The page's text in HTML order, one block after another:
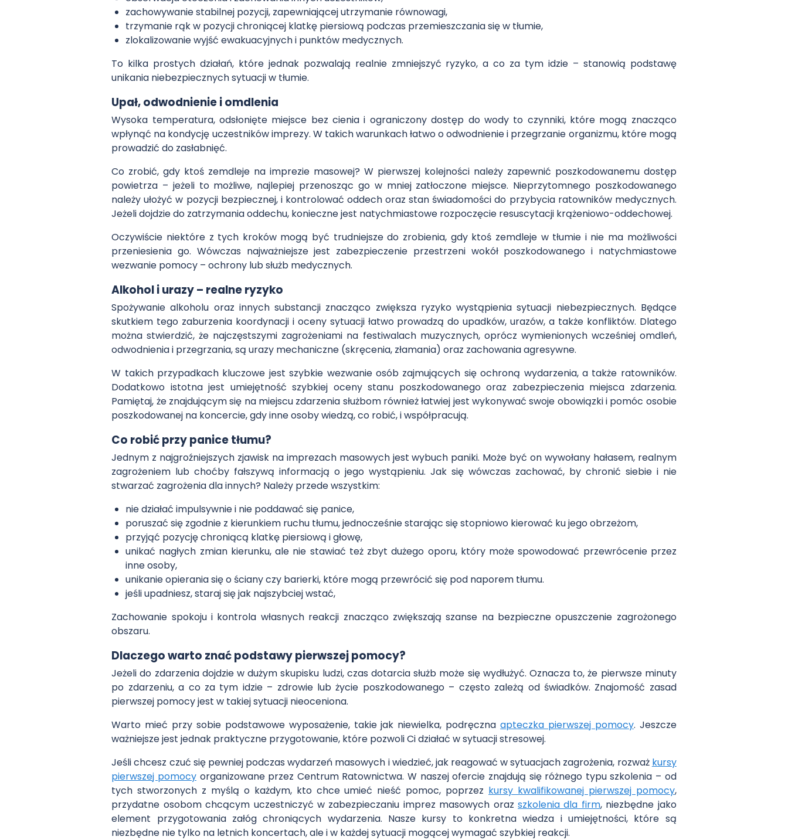
zachowywanie stabilnej pozycji, zapewniającej utrzymanie równowagi,
trzymanie rąk w pozycji chroniącej klatkę piersiową podczas przemieszczania się w tłumie,
zlokalizowanie wyjść ewakuacyjnych i punktów medycznych.
To kilka prostych działań, które jednak pozwalają realnie zmniejszyć ryzyko, a co za tym idzie – stanowią podstawę
unikania niebezpiecznych sytuacji w tłumie.
Upał, odwodnienie i omdlenia
Wysoka temperatura, odsłonięte miejsce bez cienia i ograniczony dostęp do wody to czynniki, które mogą znacząco
wpłynąć na kondycję uczestników imprezy. W takich warunkach łatwo o odwodnienie i przegrzanie organizmu, które mogą
prowadzić do zasłabnięć.
Co zrobić, gdy ktoś zemdleje na imprezie masowej? W pierwszej kolejności należy zapewnić poszkodowanemu dostęp
powietrza – jeżeli to możliwe, najlepiej przenosząc go w mniej zatłoczone miejsce. Nieprzytomnego poszkodowanego
należy ułożyć w pozycji bezpiecznej, i kontrolować oddech oraz stan świadomości do przybycia ratowników medycznych.
Jeżeli dojdzie do zatrzymania oddechu, konieczne jest natychmiastowe rozpoczęcie resuscytacji krążeniowo-oddechowej.
Oczywiście niektóre z tych kroków mogą być trudniejsze do zrobienia, gdy ktoś zemdleje w tłumie i nie ma możliwości
przeniesienia go. Wówczas najważniejsze jest zabezpieczenie przestrzeni wokół poszkodowanego i natychmiastowe
wezwanie pomocy – ochrony lub służb medycznych.
Alkohol i urazy – realne ryzyko
Spożywanie alkoholu oraz innych substancji znacząco zwiększa ryzyko wystąpienia sytuacji niebezpiecznych. Będące
skutkiem tego zaburzenia koordynacji i oceny sytuacji łatwo prowadzą do upadków, urazów, a także konfliktów. Dlatego
można stwierdzić, że najczęstszymi zagrożeniami na festiwalach muzycznych, oprócz wymienionych wcześniej omdleń,
odwodnienia i przegrzania, są urazy mechaniczne (skręcenia, złamania) oraz zachowania agresywne.
W takich przypadkach kluczowe jest szybkie wezwanie osób zajmujących się ochroną wydarzenia, a także ratowników.
Dodatkowo istotna jest umiejętność szybkiej oceny stanu poszkodowanego oraz zabezpieczenia miejsca zdarzenia.
Pamiętaj, że znajdującym się na miejscu zdarzenia służbom również łatwiej jest wykonywać swoje obowiązki i pomóc osobie
poszkodowanej na koncercie, gdy inne osoby wiedzą, co robić, i współpracują.
Co robić przy panice tłumu?
Jednym z najgroźniejszych zjawisk na imprezach masowych jest wybuch paniki. Może być on wywołany hałasem, realnym
zagrożeniem lub choćby fałszywą informacją o jego wystąpieniu. Jak się wówczas zachować, by chronić siebie i nie
stwarzać zagrożenia dla innych? Należy przede wszystkim:
nie działać impulsywnie i nie poddawać się panice,
poruszać się zgodnie z kierunkiem ruchu tłumu, jednocześnie starając się stopniowo kierować ku jego obrzeżom,
przyjąć pozycję chroniącą klatkę piersiową i głowę,
unikać nagłych zmian kierunku, ale nie stawiać też zbyt dużego oporu, który może spowodować przewrócenie przez
inne osoby,
unikanie opierania się o ściany czy barierki, które mogą przewrócić się pod naporem tłumu.
jeśli upadniesz, staraj się jak najszybciej wstać,
Zachowanie spokoju i kontrola własnych reakcji znacząco zwiększają szanse na bezpieczne opuszczenie zagrożonego
obszaru.
Dlaczego warto znać podstawy pierwszej pomocy?
Jeżeli do zdarzenia dojdzie w dużym skupisku ludzi, czas dotarcia służb może się wydłużyć. Oznacza to, że pierwsze minuty
po zdarzeniu, a co za tym idzie – zdrowie lub życie poszkodowanego – często zależą od świadków. Znajomość zasad
pierwszej pomocy jest w takiej sytuacji nieoceniona.
Warto mieć przy sobie podstawowe wyposażenie, takie jak niewielka, podręcznaapteczka pierwszej pomocy. Jeszcze
ważniejsze jest jednak praktyczne przygotowanie, które pozwoli Ci działać w sytuacji stresowej.
Jeśli chcesz czuć się pewniej podczas wydarzeń masowych i wiedzieć, jak reagować w sytuacjach zagrożenia, rozważ kursy
pierwszej pomocyorganizowane przez Centrum Ratownictwa. W naszej ofercie znajdują się różnego typu szkolenia – od
tych stworzonych z myślą o każdym, kto chce umieć nieść pomoc, poprzez kursy kwalifikowanej pierwszej pomocy,
przydatne osobom chcącym uczestniczyć w zabezpieczaniu imprez masowych orazszkolenia dla firm, niezbędne jako
element przygotowania załóg chroniących wydarzenia. Nasze kursy to konkretna wiedza i umiejętności, które są
niezbędne nie tylko na letnich koncertach, ale i w każdej sytuacji mogącej wymagać szybkiej reakcji.